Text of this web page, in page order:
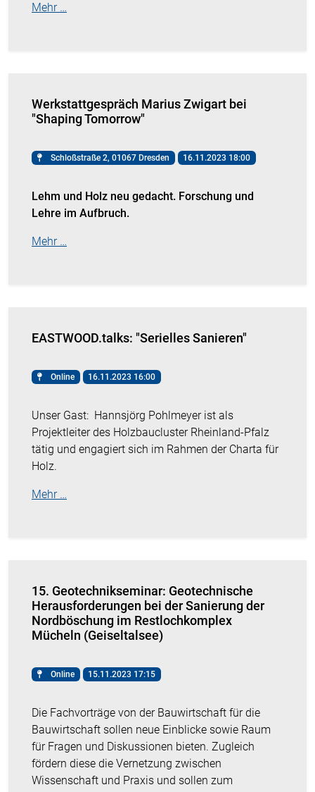
Mehr …
Werkstattgespräch Marius Zwigart bei
"Shaping Tomorrow"
Schloßstraße 2, 01067 Dresden 16.11.2023 18:00
Lehm und Holz neu gedacht. Forschung und
Lehre im Aufbruch.
Mehr …
EASTWOOD.talks: "Serielles Sanieren"
Online 16.11.2023 16:00
Unser Gast: Hannsjörg Pohlmeyer ist als
Projektleiter des Holzbaucluster Rheinland-Pfalz
tätig und engagiert sich im Rahmen der Charta für
Holz.
Mehr …
15. Geotechnikseminar: Geotechnische
Herausforderungen bei der Sanierung der
Nordböschung im Rest­lochkomplex
Mücheln (Geiseltalsee)
Online 15.11.2023 17:15
Die Fachvorträge von der Bauwirtschaft für die
Bauwirtschaft sollen neue Einblicke sowie Raum
für Fragen und Diskussionen bieten. Zugleich
fördern diese die Vernetzung zwischen
Wissenschaft und Praxis und sollen zum